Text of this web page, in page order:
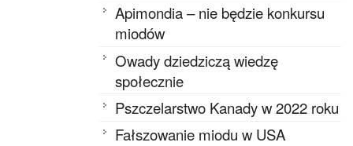
Apimondia – nie będzie konkursu
miodów
Owady dziedziczą wiedzę
społecznie
Pszczelarstwo Kanady w 2022 roku
Fałszowanie miodu w USA